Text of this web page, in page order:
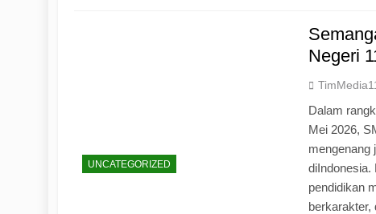
UNCATEGORIZED
Negeri
Dalam
Mei 2026,
mengenang
diIndonesia.
pendidikan
berkarakter,